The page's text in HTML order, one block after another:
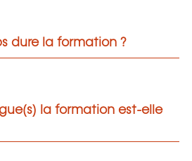
dure la formation ?
la formation est-elle